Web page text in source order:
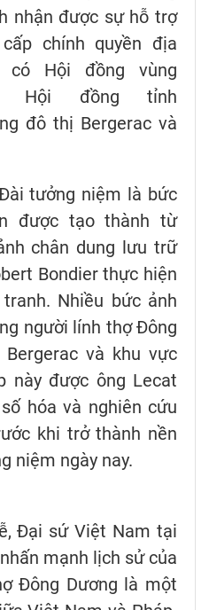
nhận được sự hỗ trợ
chính quyền địa
có Hội đồng vùng
Hội đồng tỉnh
đô thị Bergerac và
tưởng niệm là bức
được tạo thành từ
chân dung lưu trữ
Bondier thực hiện
Nhiều bức ảnh
người lính thợ Đông
và khu vực
này được ông Lecat
hóa và nghiên cứu
khi trở thành nền
niệm ngày nay.
Đại sứ Việt Nam tại
mạnh lịch sử của
Đông Dương là một